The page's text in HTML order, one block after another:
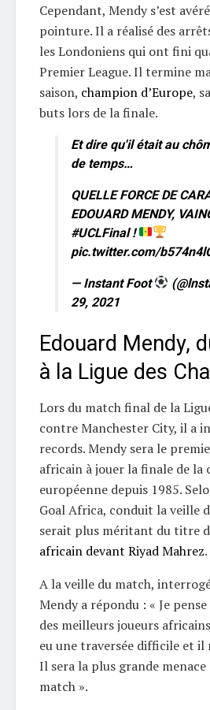
Cependant, Mendy s’est
pointure. Il a réalisé des
les Londoniens qui ont fini
Premier League. Il termine
saison, champion d’Europe,
buts lors de la finale.
Et dire qu'il était au
de temps…
QUELLE FORCE DE
EDOUARD MENDY,
#UCLFinal!
pic.twitter.com/
— Instant Foot
29, 2021
Edouard Mendy,
à la Ligue des
Lors du match final de la
contre Manchester City, il a
records. Mendy sera le
africain à jouer la finale de
européenne depuis 1985.
Goal Africa, conduit la veille
serait plus méritant du titre
africain devant Riyad Mahrez.
A la veille du match,
Mendy a répondu : « Je
des meilleurs joueurs
eu une traversée difficile et il
Il sera la plus grande
match ».